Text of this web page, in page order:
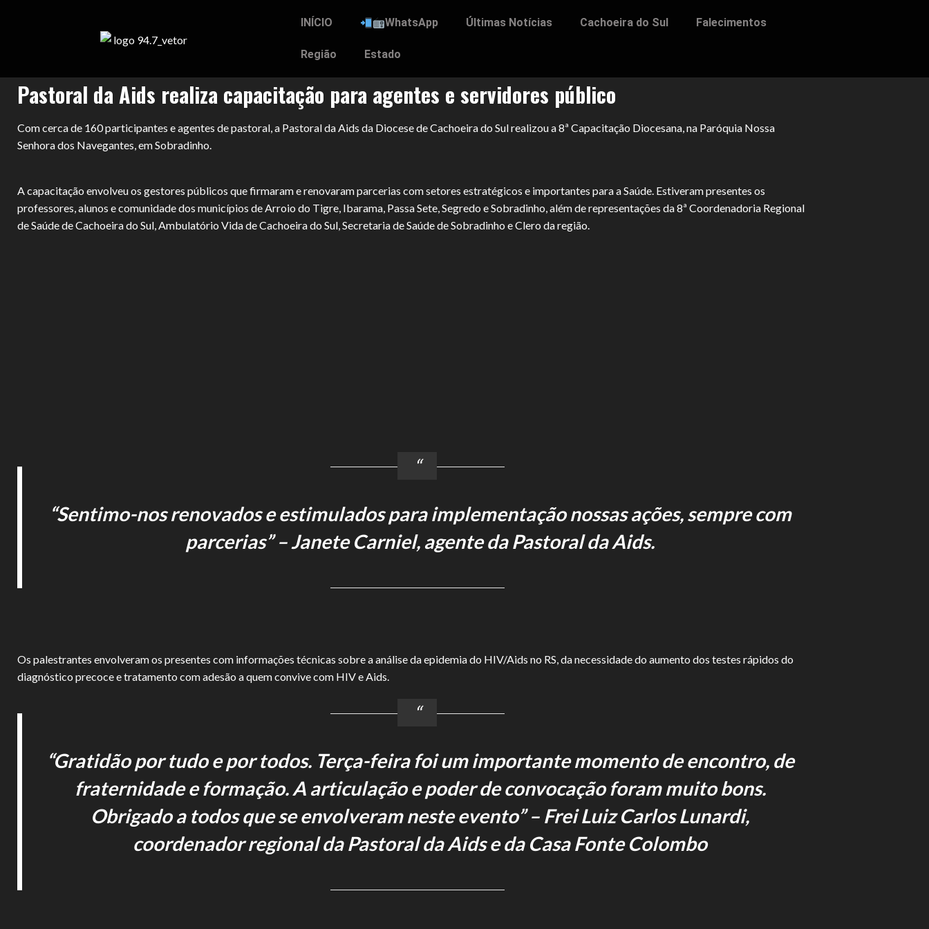
INÍCIO WhatsApp Últimas Notícias Cachoeira do Sul Falecimentos
Região Estado
Pastoral da Aids realiza capacitação para agentes e servidores público
Com cerca de 160 participantes e agentes de pastoral, a Pastoral da Aids da Diocese de Cachoeira do Sul realizou a 8ª Capacitação Diocesana, na Paróquia Nossa
Senhora dos Navegantes, em Sobradinho.
A capacitação envolveu os gestores públicos que firmaram e renovaram parcerias com setores estratégicos e importantes para a Saúde. Estiveram presentes os
professores, alunos e comunidade dos municípios de Arroio do Tigre, Ibarama, Passa Sete, Segredo e Sobradinho, além de representações da 8ª Coordenadoria Regional
de Saúde de Cachoeira do Sul, Ambulatório Vida de Cachoeira do Sul, Secretaria de Saúde de Sobradinho e Clero da região.
“Sentimo-nos renovados e estimulados para implementação nossas ações, sempre com
parcerias” – Janete Carniel, agente da Pastoral da Aids.
Os palestrantes envolveram os presentes com informações técnicas sobre a análise da epidemia do HIV/Aids no RS, da necessidade do aumento dos testes rápidos do
diagnóstico precoce e tratamento com adesão a quem convive com HIV e Aids.
“Gratidão por tudo e por todos. Terça-feira foi um importante momento de encontro, de
fraternidade e formação. A articulação e poder de convocação foram muito bons.
Obrigado a todos que se envolveram neste evento” – Frei Luiz Carlos Lunardi,
coordenador regional da Pastoral da Aids e da Casa Fonte Colombo